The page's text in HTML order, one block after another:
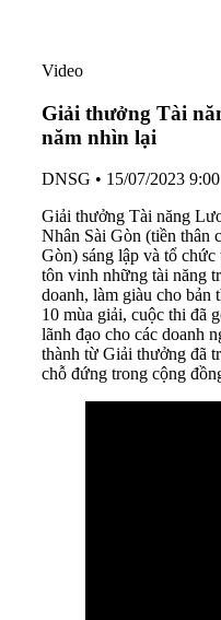
Video
Giải thưởng Tài
năm nhìn lại
DNSG • 15/07/2023 9:00
Giải thưởng Tài năng
Nhân Sài Gòn (tiền thân
Gòn) sáng lập và tổ
tôn vinh những tài năng
doanh, làm giàu cho bản
10 mùa giải, cuộc thi đã
lãnh đạo cho các doanh
thành từ Giải thưởng đã
chỗ đứng trong cộng